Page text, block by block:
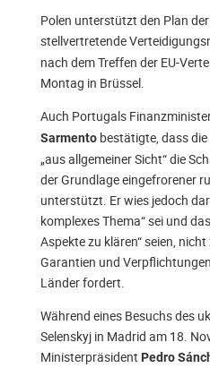
Polen unterstützt den Plan
stellvertretende
nach dem Treffen der EU-
Montag in Brüssel.
Auch Portugals
Sarmento bestätigte, dass
„aus allgemeiner Sicht“ die
der Grundlage eingefrorener
unterstützt. Er wies jedoch
komplexes Thema“ sei und
Aspekte zu klären“ seien,
Garantien und
Länder fordert.
Während eines Besuchs des
Selenskyj in Madrid am 18.
Ministerpräsident Pedro